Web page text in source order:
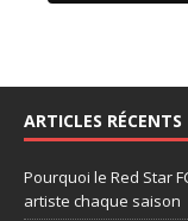
ARTICLES RÉCENTS
Pourquoi le Red Star
artiste chaque saison